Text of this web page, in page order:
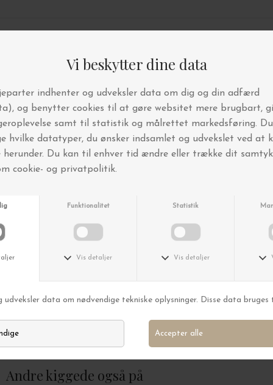
Andre købte også
Ferm Living
Mushroom Hook, Rustfrit stål - Helena Rohner design
DKK 169,00
Ferm Living
Andre kiggede også på